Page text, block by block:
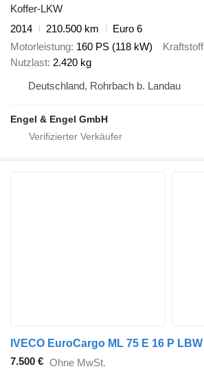
Koffer-LKW
2014
210.500 km
Euro 6
Motorleistung 160 PS (118 kW) Kraftstoff
Nutzlast 2.420 kg
Deutschland, Rohrbach b. Landau
Engel & Engel GmbH
7.500 € Ohne MwSt.